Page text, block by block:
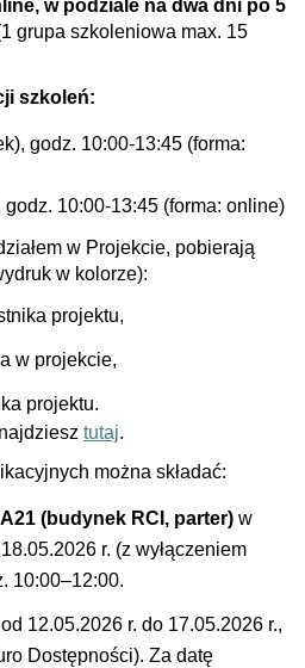
w podziale na dwa dni po 5
grupa szkoleniowa max. 15
szkoleń:
godz. 10:00-13:45 (forma:
godz. 10:00-13:45 (forma: online)
w Projekcie, pobierają
w kolorze):
projektu,
w projekcie,
projektu.
tutaj.
można składać:
(budynek RCI, parter) w
r. (z wyłączeniem
10:00–12:00.
12.05.2026 r. do 17.05.2026 r.,
Dostępności). Za datę